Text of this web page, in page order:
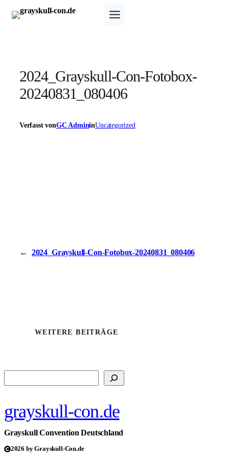
Zum
Inhalt
2024_Grayskull-Con-Fotobox-
20240831_080406
Verfasst vonGC AdmininUncategorized
← 2024_Grayskull-Con-Fotobox-20240831_080406
WEITERE BEITRÄGE
grayskull-con.de
Grayskull Convention Deutschland
2026 by Grayskull-Con.de